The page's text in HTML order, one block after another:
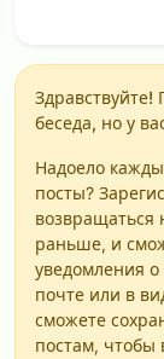
Здравствуйте!
беседа, но у
Надоело
посты?
возвращаться
раньше, и
уведомления о
почте или в
сможете
постам, чтобы